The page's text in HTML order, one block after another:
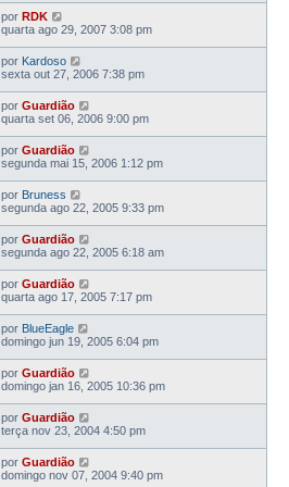
por RDK
quarta ago 29, 2007 3:08 pm
por Kardoso
sexta out 27, 2006 7:38 pm
por Guardião
quarta set 06, 2006 9:00 pm
por Guardião
segunda mai 15, 2006 1:12 pm
por Bruness
segunda ago 22, 2005 9:33 pm
por Guardião
segunda ago 22, 2005 6:18 am
por Guardião
quarta ago 17, 2005 7:17 pm
por BlueEagle
domingo jun 19, 2005 6:04 pm
por Guardião
domingo jan 16, 2005 10:36 pm
por Guardião
terça nov 23, 2004 4:50 pm
por Guardião
domingo nov 07, 2004 9:40 pm